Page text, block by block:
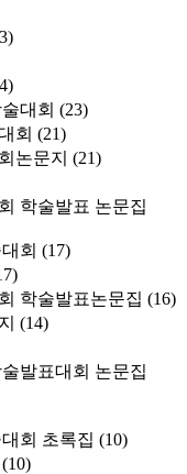
대회 (23)
회 (21)
논문지 (21)
학술발표 논문집
회 (17)
학술발표논문집 (16)
(14)
발표대회 논문집
회 초록집 (10)
(10)